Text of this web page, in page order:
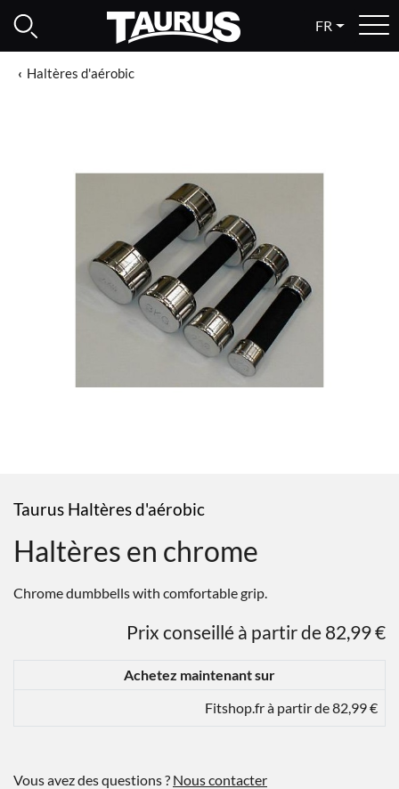
FR
Haltères d'aérobic
Taurus Haltères d'aérobic
Haltères en chrome
Chrome dumbbells with comfortable grip.
Prix conseillé à partir de 82,99 €
Achetez maintenant sur
Fitshop.fr à partir de 82,99 €
Vous avez des questions ? Nous contacter